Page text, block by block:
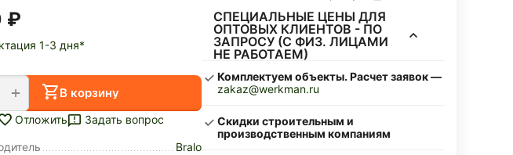
₽
1-3 дня*
+ В корзину
Отложить Задать вопрос
Bralo
СПЕЦИАЛЬНЫЕ ЦЕНЫ ДЛЯ
ОПТОВЫХ КЛИЕНТОВ - ПО
ЗАПРОСУ (С ФИЗ. ЛИЦАМИ
НЕ РАБОТАЕМ)
Комплектуем объекты. Расчет заявок —
zakaz@werkman.ru
Скидки строительным и
производственным компаниям